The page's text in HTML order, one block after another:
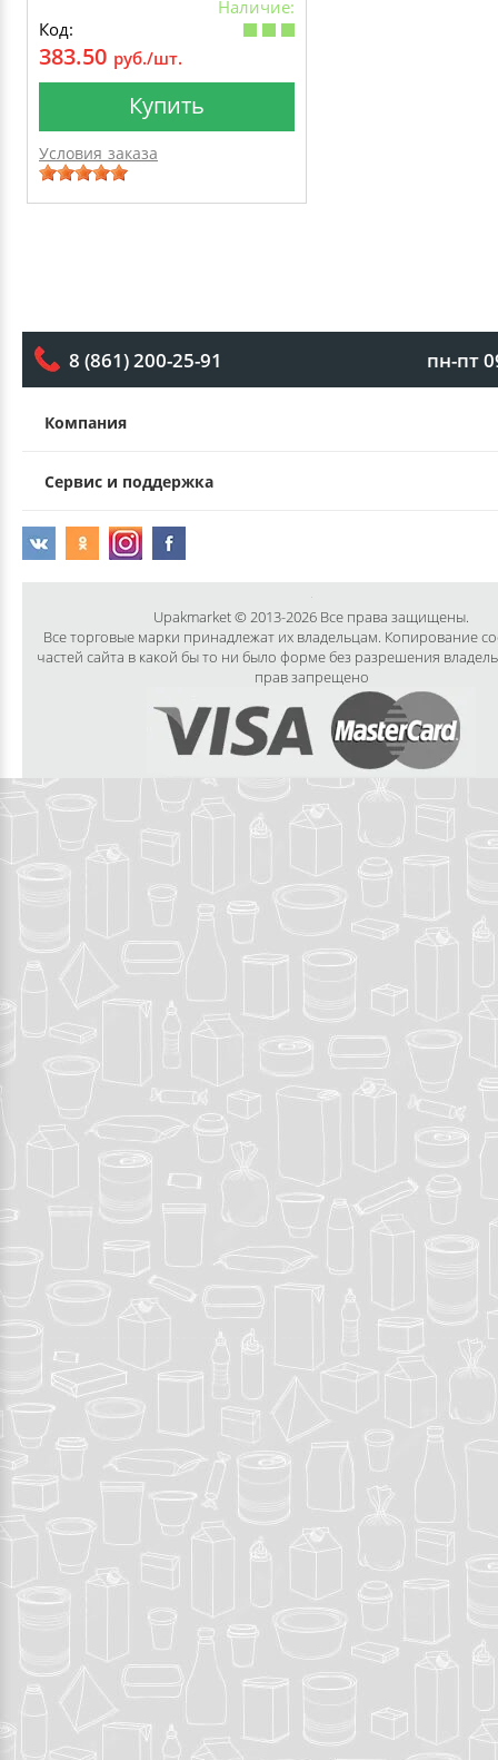
Наличие:
Код:
383.50 руб./шт.
Купить
Условия заказа
8 (861) 200-25-91 пн-пт
Компания
Сервис и поддержка
Upakmarket © 2013-2026 Все права защищены.
Все торговые марки принадлежат их владельцам. Копирование
частей сайта в какой бы то ни было форме без разрешения
прав запрещено